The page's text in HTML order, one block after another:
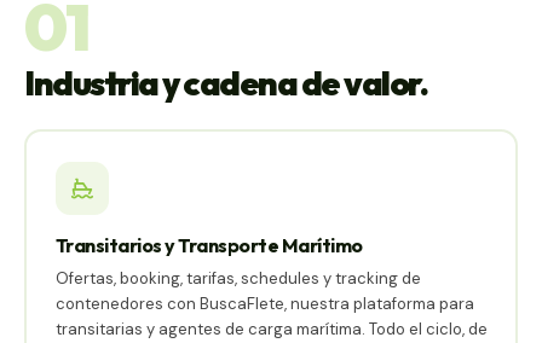
01
Industria y cadena de valor.
Transitarios y Transporte Marítimo
Ofertas, booking, tarifas, schedules y tracking de
contenedores con BuscaFlete, nuestra plataforma para
transitarias y agentes de carga marítima. Todo el ciclo, de